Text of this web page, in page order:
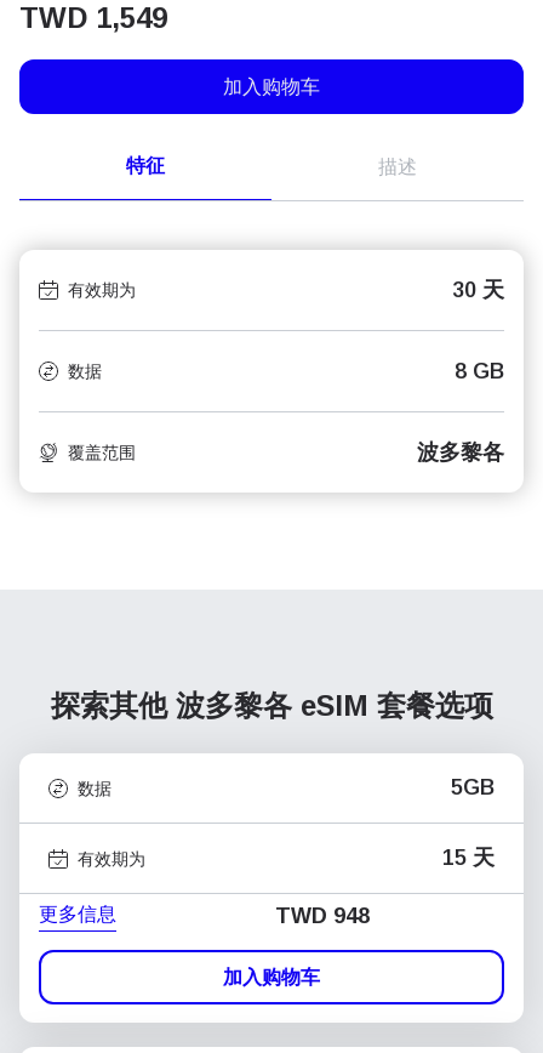
TWD 1,549
加入购物车
特征 描述
有效期为 30 天
数据 8 GB
覆盖范围 波多黎各
探索其他 波多黎各 eSIM 套餐选项
数据 5GB
有效期为 15 天
更多信息 TWD 948
加入购物车